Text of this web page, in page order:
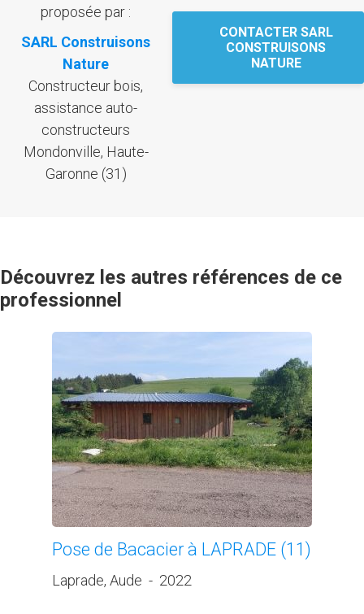
proposée par :
SARL Construisons
Nature
Constructeur bois,
assistance auto-
constructeurs
Mondonville, Haute-
Garonne (31)
CONTACTER SARL
CONSTRUISONS
NATURE
Découvrez les autres références de ce
professionnel
Pose de Bacacier à LAPRADE (11)
Laprade, Aude - 2022